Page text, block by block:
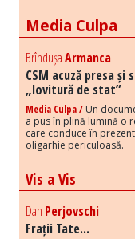
Media Culpa
BrîndușaArmanca
CSM acuză presa
„lovitură de stat”
Media Culpa / Un
a pus în plină lumină o
care conduce în
oligarhie periculoasă.
Vis a Vis
Dan Perjovschi
Frații Tate...